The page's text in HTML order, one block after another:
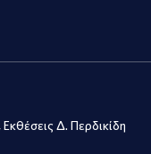
Δ. Περδικίδη